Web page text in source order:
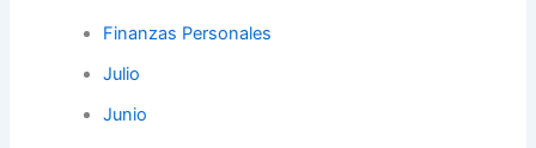
Finanzas Personales
Julio
Junio